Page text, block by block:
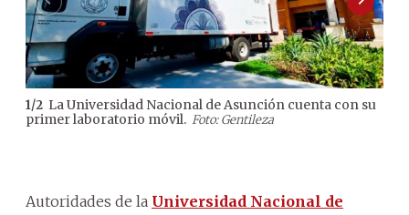
1/2 La Universidad Nacional de Asunción cuenta con su
primer laboratorio móvil. Foto: Gentileza
Autoridades de la Universidad Nacional de